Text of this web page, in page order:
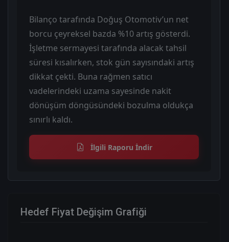
Bilanço tarafında Doğuş Otomotiv’un net
borcu çeyreksel bazda %10 artış gösterdi.
İşletme sermayesi tarafında alacak tahsil
süresi kısalırken, stok gün sayısındaki artış
dikkat çekti. Buna rağmen satıcı
vadelerindeki uzama sayesinde nakit
dönüşüm döngüsündeki bozulma oldukça
sınırlı kaldı.
İlgili Raporu İndir
Hedef Fiyat Değişim Grafiği